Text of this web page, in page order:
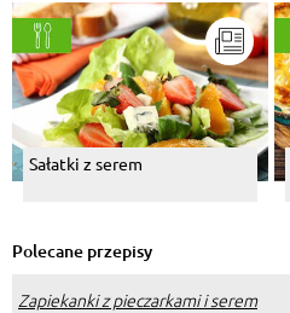
Sałatki z serem
Polecane przepisy
Zapiekanki z pieczarkami i serem